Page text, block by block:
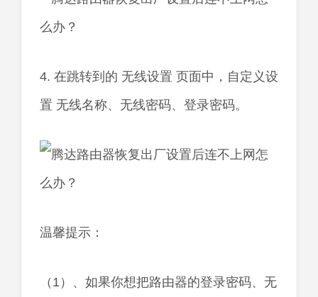
4. 在跳转到的 无线设置 页面中，自定义设
置 无线名称、无线密码、登录密码。
温馨提示：
（1）、如果你想把路由器的登录密码、无